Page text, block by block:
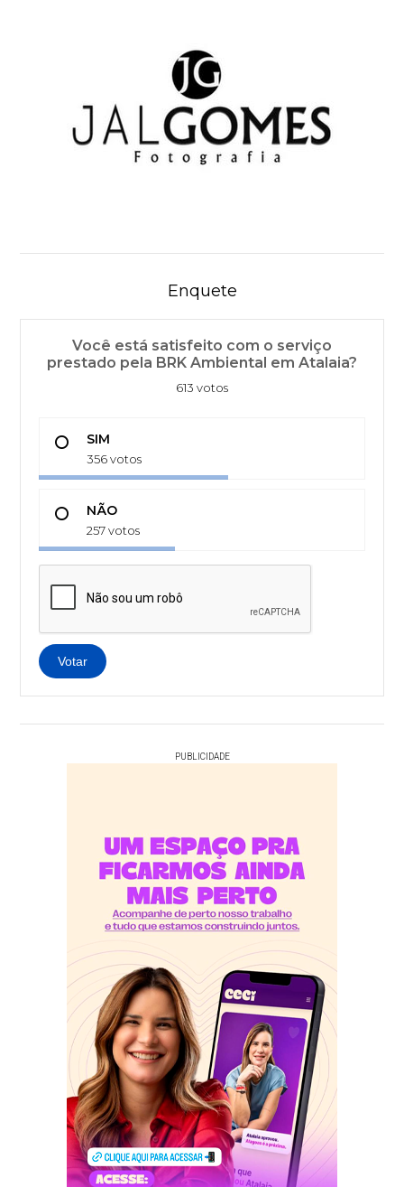
Enquete
Você está satisfeito com o serviço
prestado pela BRK Ambiental em Atalaia?
613 votos
SIM
356 votos
NÃO
257 votos
Votar
PUBLICIDADE